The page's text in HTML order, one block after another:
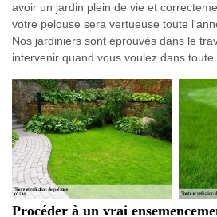
avoir un jardin plein de vie et
votre pelouse sera vertueuse toute
Nos jardiniers sont éprouvés dans le
intervenir quand vous voulez dans toute
Procéder à un vrai